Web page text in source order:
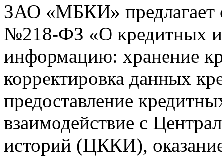
ЗАО «МБКИ» предлагает
№218-ФЗ «О кредитных
информацию: хранение
корректировка данных
предоставление
взаимодействие с
историй (ЦККИ),